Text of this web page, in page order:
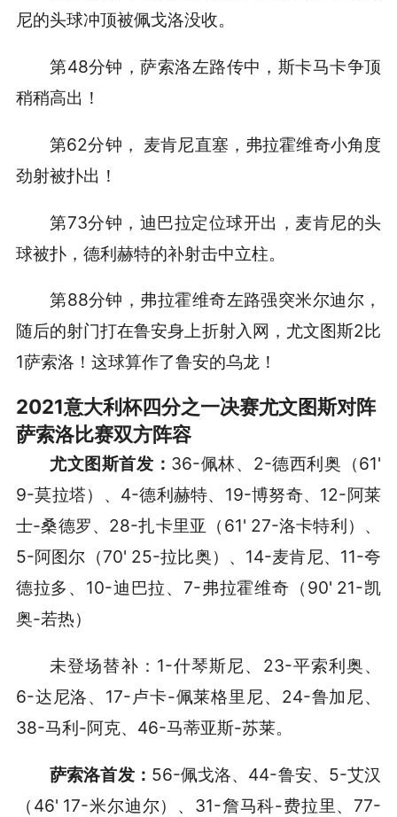
尼的头球冲顶被佩戈洛没收。
第48分钟，萨索洛左路传中，斯卡马卡争顶
稍稍高出！
第62分钟， 麦肯尼直塞，弗拉霍维奇小角度
劲射被扑出！
第73分钟，迪巴拉定位球开出，麦肯尼的头
球被扑，德利赫特的补射击中立柱。
第88分钟，弗拉霍维奇左路强突米尔迪尔，
随后的射门打在鲁安身上折射入网，尤文图斯2比
1萨索洛！这球算作了鲁安的乌龙！
2021意大利杯四分之一决赛尤文图斯对阵
萨索洛比赛双方阵容
尤文图斯首发： 36-佩林、2-德西利奥（61'
9-莫拉塔）、4-德利赫特、19-博努奇、12-阿莱
士-桑德罗、28-扎卡里亚（61' 27-洛卡特利）、
5-阿图尔（70' 25-拉比奥）、14-麦肯尼、11-夸
德拉多、10-迪巴拉、7-弗拉霍维奇（90' 21-凯
奥-若热）
未登场替补：1-什琴斯尼、23-平索利奥、
6-达尼洛、17-卢卡-佩莱格里尼、24-鲁加尼、
38-马利-阿克、46-马蒂亚斯-苏莱。
萨索洛首发： 56-佩戈洛、44-鲁安、5-艾汉
（46' 17-米尔迪尔）、31-詹马科-费拉里、77-